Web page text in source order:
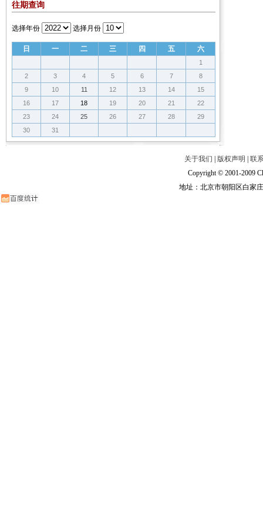
往期查询
选择年份 选择月份
日 一 二 三 四 五 六
1
2
3 4 5 6 7
8
9
10 11 12 13 14
15
16
17 18 19 20 21
22
23
24 25 26 27 28
29
30
31
关于我们 版权声明
联
Copyright © 2001-2009
地址：北京市朝阳区白家